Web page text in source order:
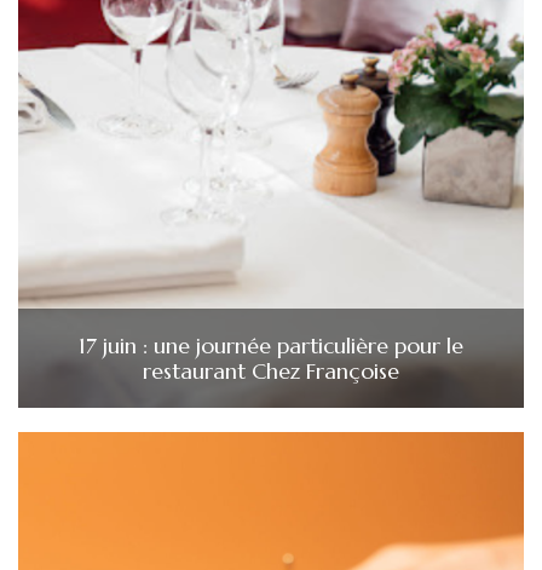
17 juin : une journée particulière pour le
restaurant Chez Françoise